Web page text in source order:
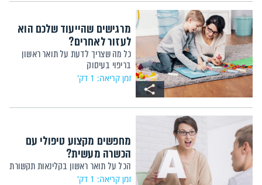
מרגישים שהייעוד שלכם הוא
לעזור לאחרים?
כל מה שצריך לדעת על תואר ראשון
בריפוי בעיסוק
זמן קריאה: 1 דק'
מחפשים מקצוע טיפולי עם
הכשרה מעשית?
הכל על תואר ראשון בקלינאות תקשורת
זמן קריאה: 1 דק'